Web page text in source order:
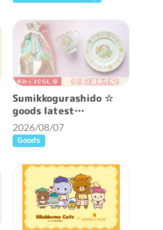
Sumikkogurashido ☆
goods latest
information ♪
2026/08/07
Goods